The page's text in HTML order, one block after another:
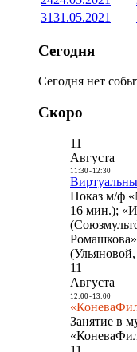
3131.05.2021
Сегодня
Сегодня нет
Скоро
11
Августа
11:30- 12:30
Показ м/ф
16 мин.);
11
Августа
12:00- 13:00
Занятие в